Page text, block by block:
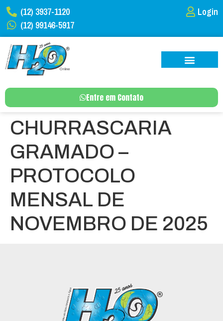
(12) 3937-1120
(12) 99146-5917
Login
Entre em Contato
CHURRASCARIA
GRAMADO –
PROTOCOLO
MENSAL DE
NOVEMBRO DE 2025